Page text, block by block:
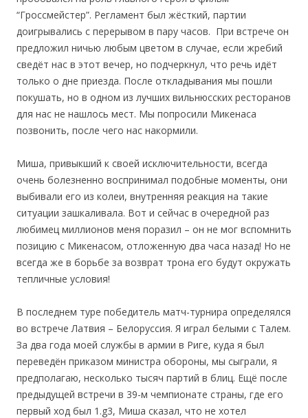
“Гроссмейстер”. Регламент был жёсткий, партии
доигрывались с перерывом в пару часов. При встрече он
предложил ничью любым цветом в случае, если жребий
сведёт нас в этот вечер, но подчеркнул, что речь идёт
только о дне приезда. После откладывания мы пошли
покушать, но в одном из лучших вильнюсских ресторанов
для нас не нашлось мест. Мы попросили Микенаса
позвонить, после чего нас накормили.
Миша, привыкший к своей исключительности, всегда
очень болезненно воспринимал подобные моменты, они
выбивали его из колеи, внутренняя реакция на такие
ситуации зашкаливала. Вот и сейчас в очередной раз
любимец миллионов меня поразил – он не мог вспомнить
позицию с Микенасом, отложенную два часа назад! Но не
всегда же в борьбе за возврат трона его будут окружать
тепличные условия!
В последнем туре победитель матч-турнира определялся
во встрече Латвия – Белоруссия. Я играл белыми с Талем.
За два года моей службы в армии в Риге, куда я был
переведён приказом министра обороны, мы сыграли, я
предполагаю, несколько тысяч партий в блиц. Ещё после
предыдущей встречи в 39-м чемпионате страны, где его
первый ход был 1.g3, Миша сказал, что не хотел